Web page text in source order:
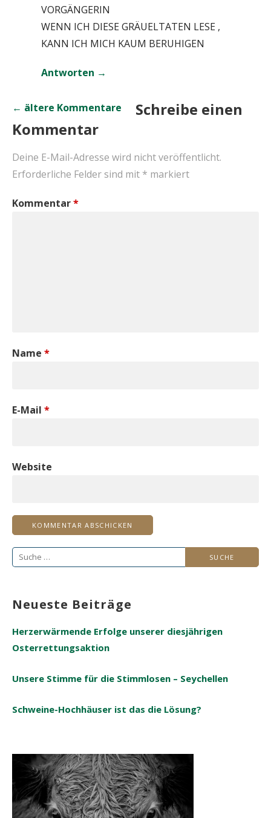
VORGÄNGERIN
WENN ICH DIESE GRÄUELTATEN LESE ,
KANN ICH MICH KAUM BERUHIGEN
Antworten
Kommentar-
Navigation
← ältere Kommentare
Schreibe einen
Kommentar
Deine E-Mail-Adresse wird nicht veröffentlicht.
Erforderliche Felder sind mit * markiert
Kommentar*
Name *
E-Mail *
Website
Suche
Neueste Beiträge
Herzerwärmende Erfolge unserer diesjährigen
Osterrettungsaktion
Unsere Stimme für die Stimmlosen – Seychellen
Schweine-Hochhäuser ist das die Lösung?